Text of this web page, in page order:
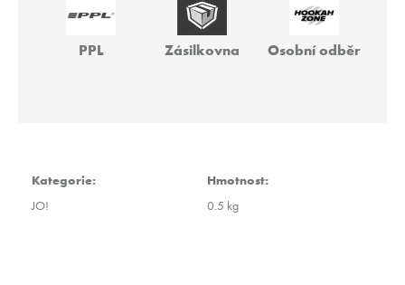
PPL Zásilkovna Osobní odběr
Kategorie:
JO!
Hmotnost:
0.5 kg
LAVNDR